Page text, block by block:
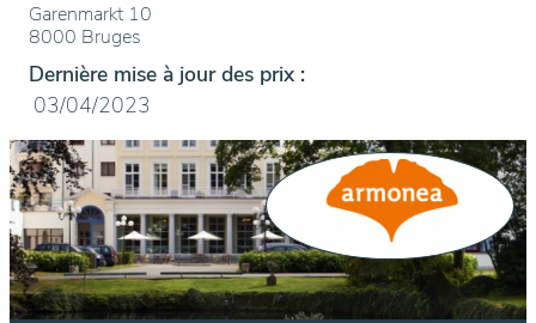
Garenmarkt 10
8000 Bruges
Dernière mise à jour des prix :
03/04/2023